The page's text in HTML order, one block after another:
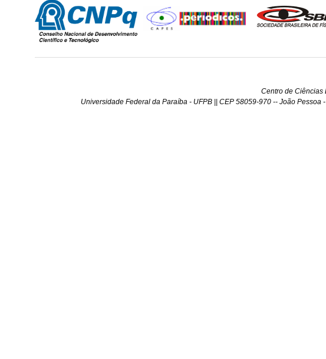
Centro de Ciências Exatas e da
Universidade Federal da Paraíba - UFPB || CEP 58059-970 -- João Pessoa -